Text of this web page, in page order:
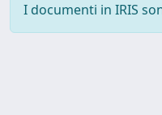
I documenti in IRIS